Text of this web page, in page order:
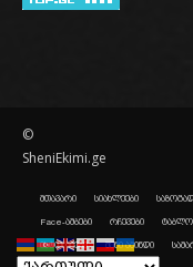
©
SheniEkimi.ge
მთავარი სიახლეები
Face-ამბები რჩევები
ისტორიები შენი ამინდი